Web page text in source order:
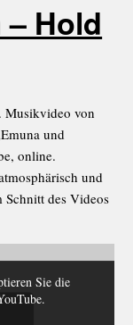
Hold
Musikvideo von
und
online.
und
Schnitt des Videos
Sie die